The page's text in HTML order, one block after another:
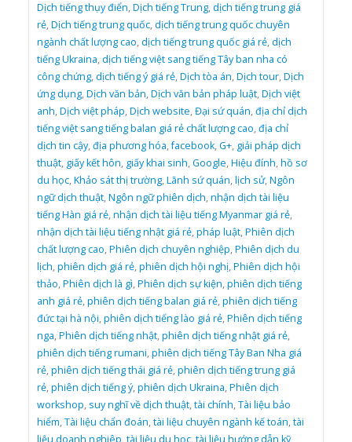
Dịch tiếng thụy điển,Dịch tiếng Trung,dịch tiếng trung giá
rẻ,Dịch tiếng trung quốc,dịch tiếng trung quốc chuyên
ngành chất lượng cao,dịch tiếng trung quốc giá rẻ,dịch
tiếng Ukraina,dịch tiếng việt sang tiếng Tây ban nha có
công chứng,dịch tiếng ý giá rẻ,Dịch tòa án,Dịch tour,Dịch
ứng dụng,Dịch văn bản,Dịch văn bản pháp luật,Dịch việt
anh,Dịch việt pháp,Dịch website,Đại sứ quán,địa chỉ dịch
tiếng việt sang tiếng balan giá rẻ chất lượng cao,địa chỉ
dịch tin cậy,địa phương hóa,facebook,G+, giải pháp dịch
thuật, giấy kết hôn, giấy khai sinh,Google,Hiệu đính,hồ sơ
du học,Khảo sát thị trường,Lãnh sứ quán,lịch sử,Ngôn
ngữ dịch thuật,Ngôn ngữ phiên dịch,nhận dịch tài liệu
tiếng Hàn giá rẻ,nhận dịch tài liệu tiếng Myanmar giá rẻ,
nhận dịch tài liệu tiếng nhật giá rẻ,pháp luật,Phiên dịch
chất lượng cao,Phiên dịch chuyên nghiệp,Phiên dịch du
lịch,phiên dịch giá rẻ,phiên dịch hội nghị,Phiên dịch hội
thảo,Phiên dịch là gì,Phiên dịch sự kiện,phiên dịch tiếng
anh giá rẻ,phiên dịch tiếng balan giá rẻ,phiên dịch tiếng
đức tại hà nội,phiên dịch tiếng lào giá rẻ,Phiên dịch tiếng
nga,Phiên dịch tiếng nhật,phiên dịch tiếng nhật giá rẻ,
phiên dịch tiếng rumani,phiên dịch tiếng Tây Ban Nha giá
rẻ,phiên dịch tiếng thái giá rẻ,phiên dịch tiếng trung giá
rẻ,phiên dịch tiếng ý,phiên dịch Ukraina,Phiên dịch
workshop, suy nghĩ về dịch thuật,tài chính,Tài liệu bảo
hiểm,Tài liệu chẩn đoán,tài liệu chuyên ngành kế toán,tài
liệu doanh nghiêp,tài liệu du học,tài liệu hướng dẫn kỹ